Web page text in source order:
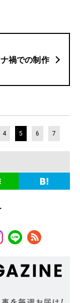
禍での制作
4 5 6 7